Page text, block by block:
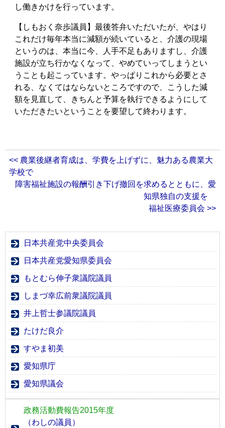
し働きかけを行っています。
【しもおく奈歩議員】最後答弁いただいたが、やはり
これだけ毎年本当に減額が続いていると、介護の現場
というのは、本当に今、人手不足もありますし、介護
施設が立ち行かなくなって、やめていってしまうとい
うことも起こっています。やっぱりこれから必要とさ
れる、なくてはならないところですので、こうした減
額を見直して、きちんと予算を執行できるようにして
いただきたいということを要望して終わります。
<< 農業後継者育成は、学費を上げずに、魅力ある農業大
学校で
障害福祉施設の報酬引き下げ撤回を求めるとともに、愛
知県独自の支援を
福祉医療委員会 >>
日本共産党中央委員会
日本共産党愛知県委員会
もとむら伸子衆議院議員
しまづ幸広前衆議院議員
井上哲士参議院議員
たけだ良介
すやま初美
愛知県庁
愛知県議会
政務活動費報告2015年度
（わしの議員）